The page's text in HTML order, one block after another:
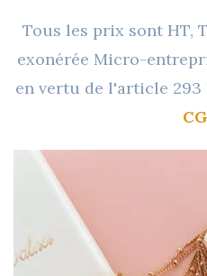
Tous les prix sont HT,
exonérée Micro-
en vertu de l'article 293